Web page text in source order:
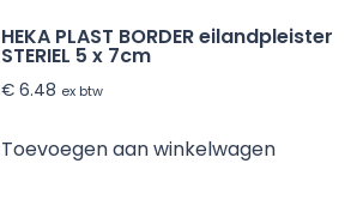
HEKA PLAST BORDER eilandpleister
STERIEL 5 x 7cm
€ 6.48 ex btw
Toevoegen aan winkelwagen